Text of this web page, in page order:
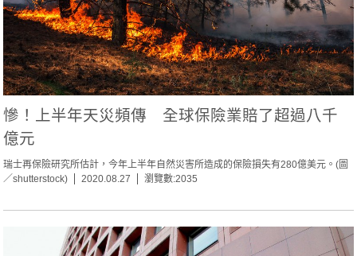
慘！上半年天災頻傳 全球保險業賠了超過八千
億元
瑞士再保險研究所估計，今年上半年自然災害所造成的保險損失有280億美元。(圖
／shutterstock)
2020.08.27 瀏覽數:2035